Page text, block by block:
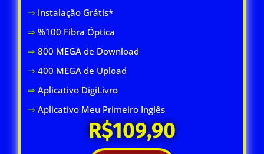
⇒ Instalação Grátis*
⇒ %100 Fibra Óptica
⇒ 800 MEGA de Download
⇒400 MEGA de Upload
⇒Aplicativo DigiLivro
⇒Aplicativo Meu Primeiro Inglês
R$109,90